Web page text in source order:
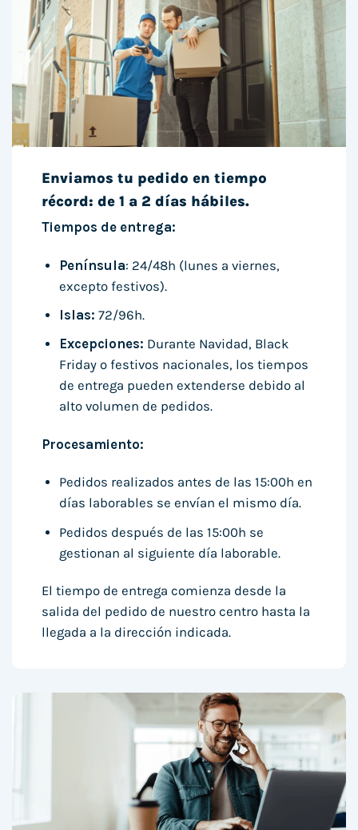
Enviamos tu pedido en tiempo
récord: de 1 a 2 días hábiles.
Tiempos de entrega:
Península: 24/48h (lunes a viernes,
excepto festivos).
Islas: 72/96h.
Excepciones: Durante Navidad, Black
Friday o festivos nacionales, los tiempos
de entrega pueden extenderse debido al
alto volumen de pedidos.
Procesamiento:
Pedidos realizados antes de las 15:00h en
días laborables se envían el mismo día.
Pedidos después de las 15:00h se
gestionan al siguiente día laborable.
El tiempo de entrega comienza desde la
salida del pedido de nuestro centro hasta la
llegada a la dirección indicada.